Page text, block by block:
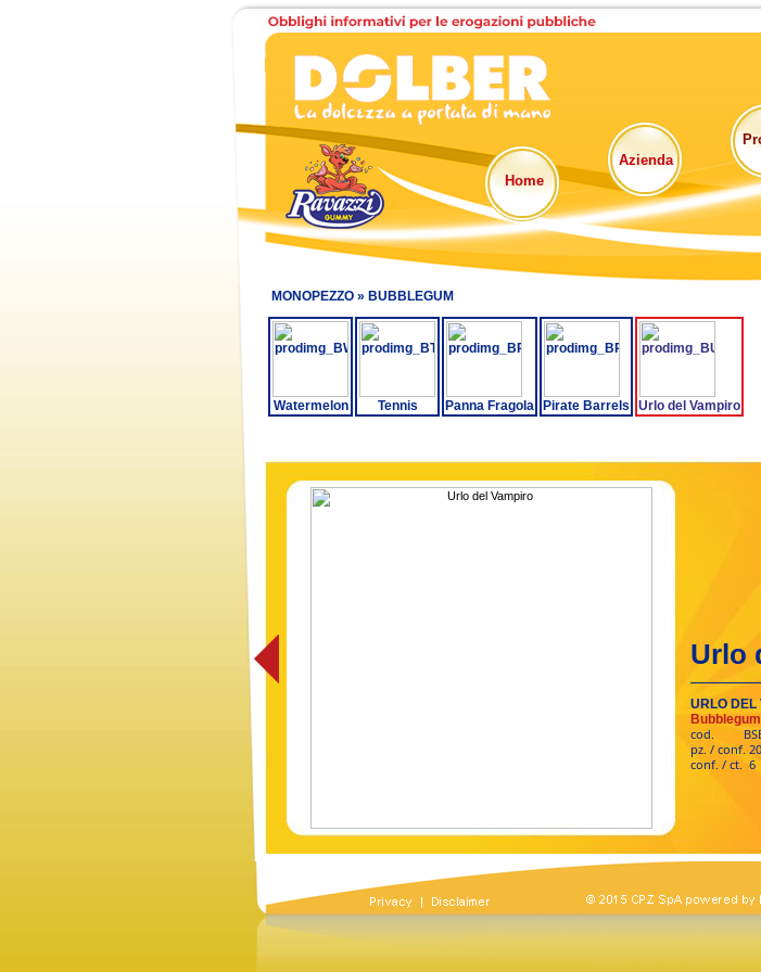
Home
Azienda
MONOPEZZO » BUBBLEGUM
Watermelon Tennis Panna Fragola Pirate Barrels Urlo del Vampiro
Urlo
URLO DEL
cod.
pz. / conf.
conf. / ct. 6